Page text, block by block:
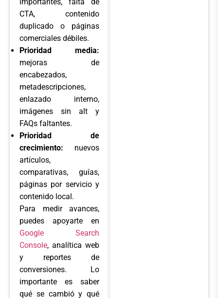
CTA, contenido
duplicado o páginas
comerciales débiles.
Prioridad media:
mejoras de
encabezados,
metadescripciones,
enlazado interno,
imágenes sin alt y
FAQs faltantes.
Prioridad de
crecimiento: nuevos
artículos,
comparativas, guías,
páginas por servicio y
contenido local.
Para medir avances,
puedes apoyarte en
Google Search
Console, analítica web
y reportes de
conversiones. Lo
importante es saber
qué se cambió y qué